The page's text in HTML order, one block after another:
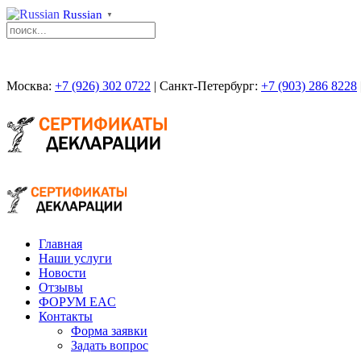
Russian ▼
Москва: +7 (926) 302 0722 | Санкт-Петербург: +7 (903) 286 8228
Главная
Наши услуги
Новости
Отзывы
ФОРУМ EAC
Контакты
Форма заявки
Задать вопрос